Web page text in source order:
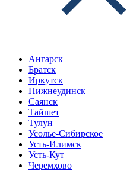
Ангарск
Братск
Иркутск
Нижнеудинск
Саянск
Тайшет
Тулун
Усолье-Сибирское
Усть-Илимск
Усть-Кут
Черемхово